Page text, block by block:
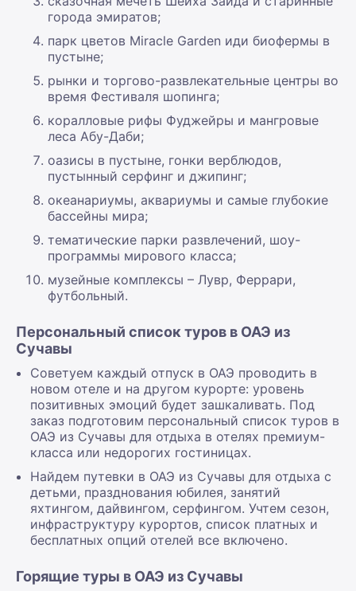
города эмиратов;
парк цветов Miracle Garden иди биофермы в
пустыне;
рынки и торгово-развлекательные центры во
время Фестиваля шопинга;
коралловые рифы Фуджейры и мангровые
леса Абу-Даби;
оазисы в пустыне, гонки верблюдов,
пустынный серфинг и джипинг;
океанариумы, аквариумы и самые глубокие
бассейны мира;
тематические парки развлечений, шоу-
программы мирового класса;
музейные комплексы – Лувр, Феррари,
футбольный.
Персональный список туров в ОАЭ из
Сучавы
Советуем каждый отпуск в ОАЭ проводить в
новом отеле и на другом курорте: уровень
позитивных эмоций будет зашкаливать. Под
заказ подготовим персональный список туров в
ОАЭ из Сучавы для отдыха в отелях премиум-
класса или недорогих гостиницах.
Найдем путевки в ОАЭ из Сучавы для отдыха с
детьми, празднования юбилея, занятий
яхтингом, дайвингом, серфингом. Учтем сезон,
инфраструктуру курортов, список платных и
бесплатных опций отелей все включено.
Горящие туры в ОАЭ из Сучавы